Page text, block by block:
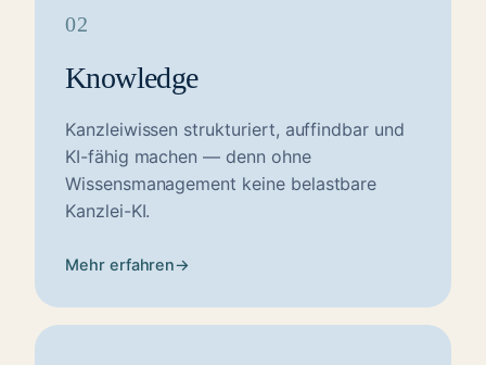
02
Knowledge
Kanzleiwissen strukturiert, auffindbar und
KI-fähig machen — denn ohne
Wissensmanagement keine belastbare
Kanzlei-KI.
Mehr erfahren→